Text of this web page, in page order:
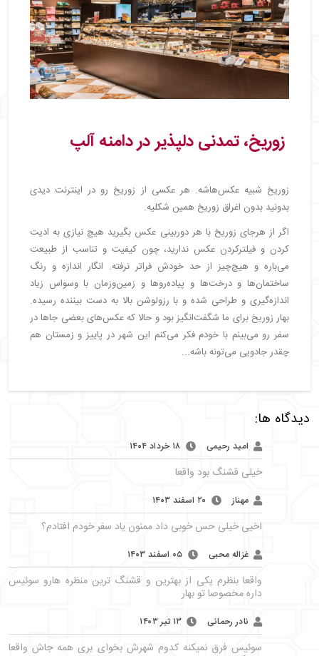
زوریخ، تمدنی دلپذیر در دامنه آلپ
زوریخ شبیه عکس‌هاشه. هر عکسی از زوریخ رو در اینترنت دیدی
بدونید بدون اغراق زوریخ همین شکلیه.
اگر از هرجای زوریخ با هر دوربینی عکس بگیرید هیچ نیازی به ادیت
کردن و فیلترکردن عکس ندارید، چون کیفیت و تناسب از طبیعت
می‌باره و هیچ‌چیز از حد خودش فراتر نرفته. انگار اندازه و رنگ
ساختمان‌ها و درخت‌ها و پیاده‌روها و زمین‌وزمان با وسواس زیاد
اندازه‌گیری و طراحی شده و با رزولوشن بالا به دست بیننده رسیده.
بهار زوریخ برای ما شگفت‌انگیز بود و حالا که عکس‌های بعضی جاها در
سفر رو می‌بینم با خودم فکر می‌کنم این شهر در پاییز و زمستان هم
چقدر جادویی می‌تونه باشه...
دیدگاه ها:
امید رحیمی ۱۸ خرداد ۱۴۰۴
خیلی قشنگ بود واقعا
مهناز ۲۰ اسفند ۱۴۰۳
اخیی خیلی حس خوبی داد ممنون یاد سفر خودم افتادم؟
غزاله محبی ۰۵ اسفند ۱۴۰۳
واقعا بنظرم یکی از بهترین و قشنگ ترین منظره هارو سوئیس
داره مخصوصا تو بهار
نادر رحمانی ۱۳ تیر ۱۴۰۳
سوئیس فرق نمیکنه کدوم شهرش بخوای بری همه جاش واقعا